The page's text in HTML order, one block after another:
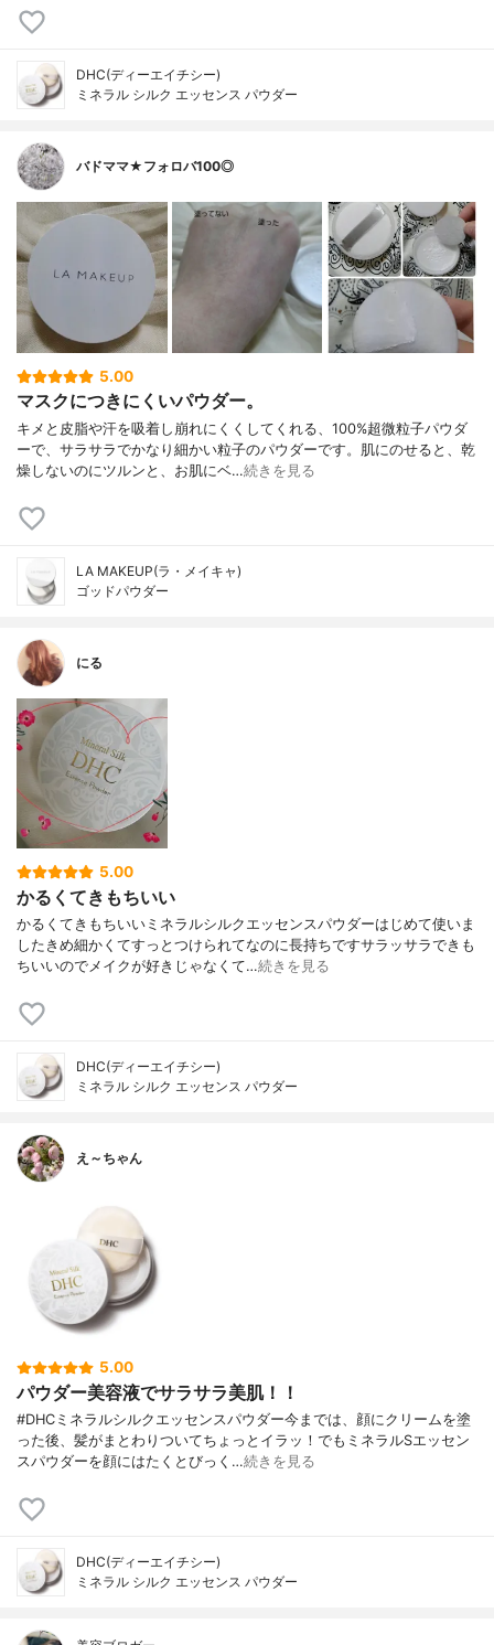
DHC(ディーエイチシー)
ミネラル シルク エッセンス パウダー
バドママ★フォロバ100◎
5.00
マスクにつきにくいパウダー。
キメと皮脂や汗を吸着し崩れにくくしてくれる、100%超微粒子パウダ
ーで、サラサラでかなり細かい粒子のパウダーです。肌にのせると、乾
燥しないのにツルンと、お肌にベ…続きを見る
LA MAKEUP(ラ・メイキャ)
ゴッドパウダー
にる
5.00
かるくてきもちいい
かるくてきもちいいミネラルシルクエッセンスパウダーはじめて使いま
したきめ細かくてすっとつけられてなのに長持ちですサラッサラできも
ちいいのでメイクが好きじゃなくて…続きを見る
DHC(ディーエイチシー)
ミネラル シルク エッセンス パウダー
え～ちゃん
5.00
パウダー美容液でサラサラ美肌！！
#DHCミネラルシルクエッセンスパウダー今までは、顔にクリームを塗
った後、髪がまとわりついてちょっとイラッ！でもミネラルSエッセン
スパウダーを顔にはたくとびっく…続きを見る
DHC(ディーエイチシー)
ミネラル シルク エッセンス パウダー